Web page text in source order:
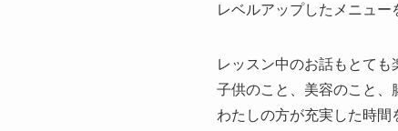
レベルアップしたメニュー
レッスン中のお話もとても
子供のこと、美容のこと、
わたしの方が充実した時間